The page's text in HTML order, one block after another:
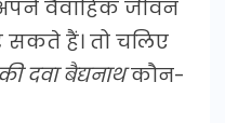
वैवाहिक जीवन
हैं। तो चलिए
दवा बैद्यनाथकौन-